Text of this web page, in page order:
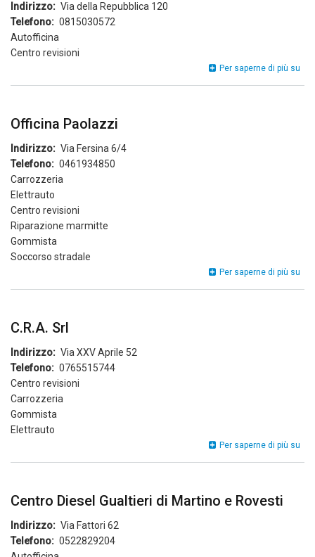
Indirizzo
Via della Repubblica 120
Telefono
0815030572
Autofficina
Centro revisioni
Per saperne di più su
Officina Paolazzi
Indirizzo
Via Fersina 6/4
Telefono
0461934850
Carrozzeria
Elettrauto
Centro revisioni
Riparazione marmitte
Gommista
Soccorso stradale
Per saperne di più su
C.R.A. Srl
Indirizzo
Via XXV Aprile 52
Telefono
0765515744
Centro revisioni
Carrozzeria
Gommista
Elettrauto
Per saperne di più su
Centro Diesel Gualtieri di Martino e Rovesti
Indirizzo
Via Fattori 62
Telefono
0522829204